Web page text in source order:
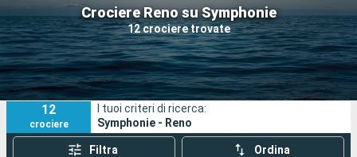
Crociere Reno su Symphonie
12 crociere trovate
Le nostre destinazioni
Mesi di partenza
Porti Compagnie
Ricerca
12
crociere
I tuoi criteri di ricerca:
Symphonie - Reno
Filtra Ordina